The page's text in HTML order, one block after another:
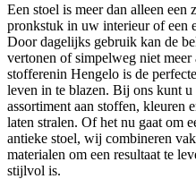
Een stoel is meer dan alleen een
pronkstuk in uw interieur of een
Door dagelijks gebruik kan de
vertonen of simpelweg niet
stofferenin Hengelo is de
leven in te blazen. Bij ons kunt
assortiment aan stoffen, kleuren
laten stralen. Of het nu gaat om
antieke stoel, wij combineren
materialen om een resultaat te
stijlvol is.